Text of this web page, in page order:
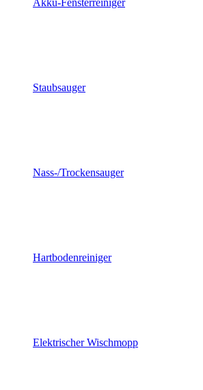
Akku-Fensterreiniger
Staubsauger
Nass-/Trockensauger
Hartbodenreiniger
Elektrischer Wischmopp